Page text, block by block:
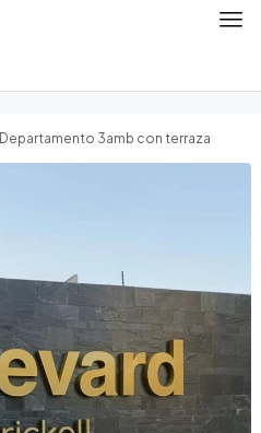
Departamento 3amb con terraza